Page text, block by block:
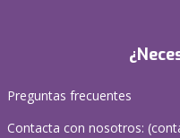
Preguntas frecuentes
Contacta con nosotros: (